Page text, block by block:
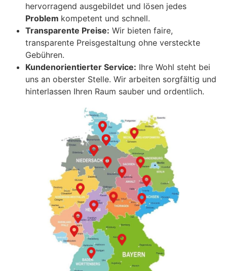
hervorragend ausgebildet und lösen jedes
Problem kompetent und schnell.
Transparente Preise: Wir bieten faire,
transparente Preisgestaltung ohne versteckte
Gebühren.
Kundenorientierter Service: Ihre Wohl steht bei
uns an oberster Stelle. Wir arbeiten sorgfältig und
hinterlassen Ihren Raum sauber und ordentlich.